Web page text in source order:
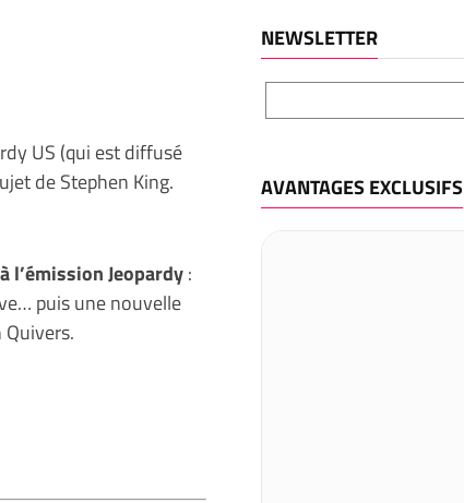
US (qui est diffusé
de Stephen King.
l’émission Jeopardy:
puis une nouvelle
NEWSLETTER
AVANTAGES EXCLUSIFS